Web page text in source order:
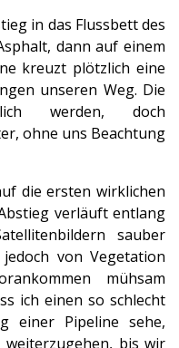
in das Flussbett des
dann auf einem
kreuzt plötzlich eine
unseren Weg. Die
werden, doch
ohne uns Beachtung
die ersten wirklichen
verläuft entlang
sauber
von Vegetation
mühsam
ich einen so schlecht
einer Pipeline sehe,
weiterzugehen, bis wir